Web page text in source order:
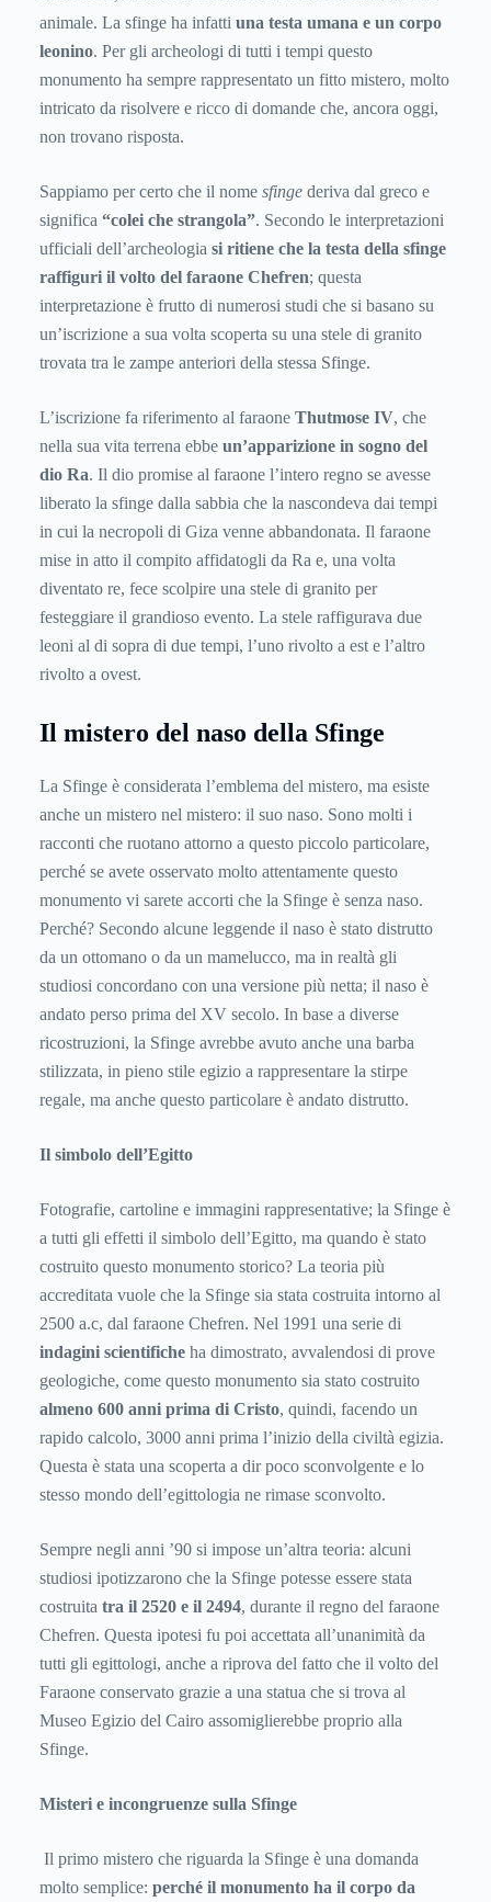
animale. La sfinge ha infatti una testa umana e un corpo
leonino. Per gli archeologi di tutti i tempi questo
monumento ha sempre rappresentato un fitto mistero, molto
intricato da risolvere e ricco di domande che, ancora oggi,
non trovano risposta.
Sappiamo per certo che il nome sfinge deriva dal greco e
significa “colei che strangola”. Secondo le interpretazioni
ufficiali dell’archeologia si ritiene che la testa della sfinge
raffiguri il volto del faraone Chefren; questa
interpretazione è frutto di numerosi studi che si basano su
un’iscrizione a sua volta scoperta su una stele di granito
trovata tra le zampe anteriori della stessa Sfinge.
L’iscrizione fa riferimento al faraone Thutmose IV, che
nella sua vita terrena ebbe un’apparizione in sogno del
dio Ra. Il dio promise al faraone l’intero regno se avesse
liberato la sfinge dalla sabbia che la nascondeva dai tempi
in cui la necropoli di Giza venne abbandonata. Il faraone
mise in atto il compito affidatogli da Ra e, una volta
diventato re, fece scolpire una stele di granito per
festeggiare il grandioso evento. La stele raffigurava due
leoni al di sopra di due tempi, l’uno rivolto a est e l’altro
rivolto a ovest.
Il mistero del naso della Sfinge
La Sfinge è considerata l’emblema del mistero, ma esiste
anche un mistero nel mistero: il suo naso. Sono molti i
racconti che ruotano attorno a questo piccolo particolare,
perché se avete osservato molto attentamente questo
monumento vi sarete accorti che la Sfinge è senza naso.
Perché? Secondo alcune leggende il naso è stato distrutto
da un ottomano o da un mamelucco, ma in realtà gli
studiosi concordano con una versione più netta; il naso è
andato perso prima del XV secolo. In base a diverse
ricostruzioni, la Sfinge avrebbe avuto anche una barba
stilizzata, in pieno stile egizio a rappresentare la stirpe
regale, ma anche questo particolare è andato distrutto.
Il simbolo dell’Egitto
Fotografie, cartoline e immagini rappresentative; la Sfinge è
a tutti gli effetti il simbolo dell’Egitto, ma quando è stato
costruito questo monumento storico? La teoria più
accreditata vuole che la Sfinge sia stata costruita intorno al
2500 a.c, dal faraone Chefren. Nel 1991 una serie di
indagini scientifiche ha dimostrato, avvalendosi di prove
geologiche, come questo monumento sia stato costruito
almeno 600 anni prima di Cristo, quindi, facendo un
rapido calcolo, 3000 anni prima l’inizio della civiltà egizia.
Questa è stata una scoperta a dir poco sconvolgente e lo
stesso mondo dell’egittologia ne rimase sconvolto.
Sempre negli anni ’90 si impose un’altra teoria: alcuni
studiosi ipotizzarono che la Sfinge potesse essere stata
costruita tra il 2520 e il 2494, durante il regno del faraone
Chefren. Questa ipotesi fu poi accettata all’unanimità da
tutti gli egittologi, anche a riprova del fatto che il volto del
Faraone conservato grazie a una statua che si trova al
Museo Egizio del Cairo assomiglierebbe proprio alla
Sfinge.
Misteri e incongruenze sulla Sfinge
Il primo mistero che riguarda la Sfinge è una domanda
molto semplice: perché il monumento ha il corpo da